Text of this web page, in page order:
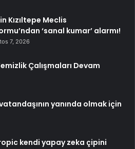
Kızıltepe Meclis
‘sanal kumar’ alarmı!
7, 2026
Çalışmaları Devam
yanında olmak için
kendi yapay zeka çipini